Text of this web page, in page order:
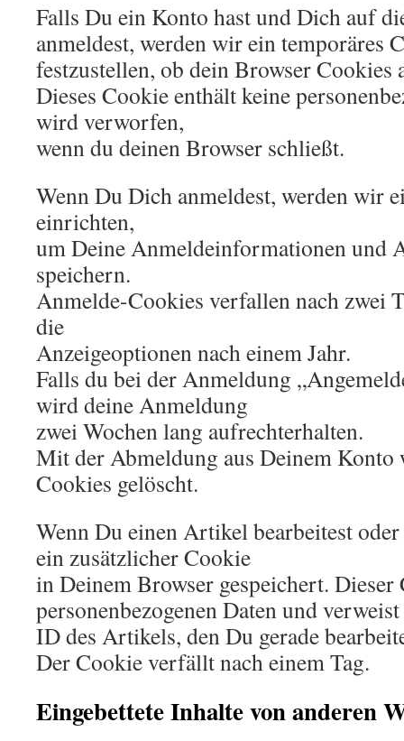
Falls Du ein Konto hast und Dich auf
anmeldest, werden wir ein temporäres
festzustellen, ob dein Browser Cookies
Dieses Cookie enthält keine
wird verworfen,
wenn du deinen Browser schließt.
Wenn Du Dich anmeldest, werden wir
einrichten,
um Deine Anmeldeinformationen und
speichern.
Anmelde-Cookies verfallen nach zwei
die
Anzeigeoptionen nach einem Jahr.
Falls du bei der Anmeldung
wird deine Anmeldung
zwei Wochen lang aufrechterhalten.
Mit der Abmeldung aus Deinem Konto
Cookies gelöscht.
Wenn Du einen Artikel bearbeitest
ein zusätzlicher Cookie
in Deinem Browser gespeichert.
personenbezogenen Daten und
ID des Artikels, den Du gerade
Der Cookie verfällt nach einem Tag.
Eingebettete Inhalte von anderen